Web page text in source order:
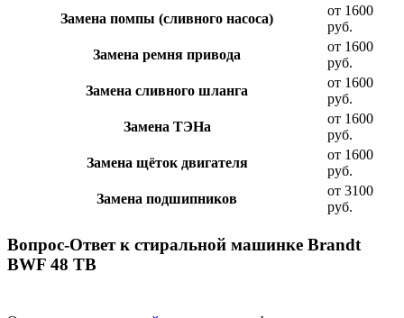
Замена помпы (сливного насоса)
от 1600
руб.
Замена ремня привода
от 1600
руб.
Замена сливного шланга
от 1600
руб.
Замена ТЭНа
от 1600
руб.
Замена щёток двигателя
от 1600
руб.
Замена подшипников
от 3100
руб.
Вопрос-Ответ к стиральной машинке Brandt
BWF 48 TB